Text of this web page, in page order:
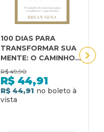
100 DIAS PARA
TRANSFORMAR SUA
MENTE: O CAMINHO
DO ESTOICISMO
PARA A RESILIÊNCIA E
A PAZ INTERIOR
R$ 49,90
R$ 44,91
R$ 44,91